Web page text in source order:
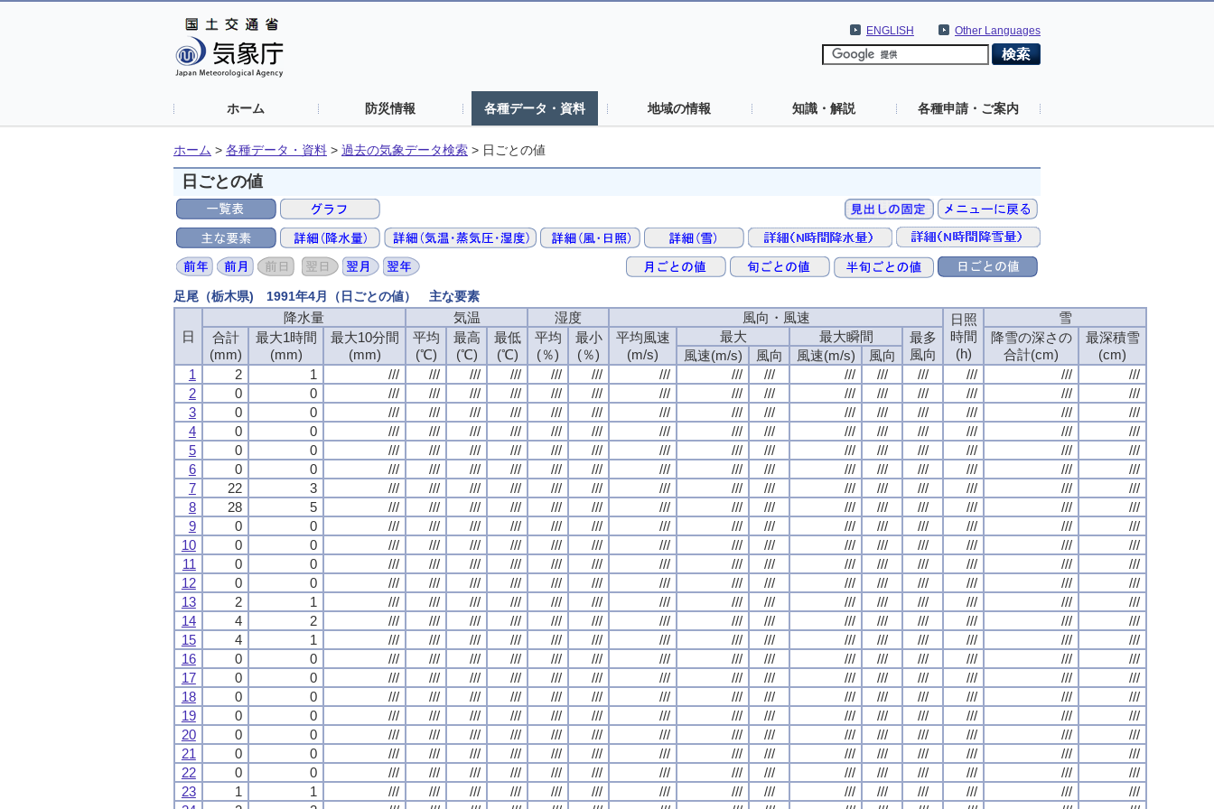
Other Languages
ENGLISH
ホーム 防災情報 各種データ・資料 地域の情報 知識・解説 各種申請・ご案内
ホーム > 各種データ・資料 > 過去の気象データ検索 > 日ごとの値
日ごとの値
足尾（栃木県) 1991年4月（日ごとの値） 主な要素
日
降水量 気温 湿度 風向・風速
日照
時間
(h)
雪
合計
(mm)
最大1時間
(mm)
最大10分間
(mm)
平均
(℃)
最高
(℃)
最低
(℃)
平均
(％)
最小
(％)
平均風速
(m/s)
最大 最大瞬間
最多
風向
降雪の深さの
合計(cm)
最深積雪
(cm)
風速(m/s) 風向 風速(m/s)
風向
1
2 1 /// /// /// /// /// /// /// /// /// /// /// /// /// ///
///
2
0 0 /// /// /// /// /// /// /// /// /// /// /// /// /// ///
///
3
0 0 /// /// /// /// /// /// /// /// /// /// /// /// /// ///
///
4
0 0 /// /// /// /// /// /// /// /// /// /// /// /// /// ///
///
5
0 0 /// /// /// /// /// /// /// /// /// /// /// /// /// ///
///
6
0 0 /// /// /// /// /// /// /// /// /// /// /// /// /// ///
///
7
22 3 /// /// /// /// /// /// /// /// /// /// /// /// /// ///
///
8
28 5 /// /// /// /// /// /// /// /// /// /// /// /// /// ///
///
9
0 0 /// /// /// /// /// /// /// /// /// /// /// /// /// ///
///
10
0 0 /// /// /// /// /// /// /// /// /// /// /// /// /// ///
///
11
0 0 /// /// /// /// /// /// /// /// /// /// /// /// /// ///
///
12
0 0 /// /// /// /// /// /// /// /// /// /// /// /// /// ///
///
13
2 1 /// /// /// /// /// /// /// /// /// /// /// /// /// ///
///
14
4 2 /// /// /// /// /// /// /// /// /// /// /// /// /// ///
///
15
4 1 /// /// /// /// /// /// /// /// /// /// /// /// /// ///
///
16
0 0 /// /// /// /// /// /// /// /// /// /// /// /// /// ///
///
17
0 0 /// /// /// /// /// /// /// /// /// /// /// /// /// ///
///
18
0 0 /// /// /// /// /// /// /// /// /// /// /// /// /// ///
///
19
0 0 /// /// /// /// /// /// /// /// /// /// /// /// /// ///
///
20
0 0 /// /// /// /// /// /// /// /// /// /// /// /// /// ///
///
21
0 0 /// /// /// /// /// /// /// /// /// /// /// /// /// ///
///
22
0 0 /// /// /// /// /// /// /// /// /// /// /// /// /// ///
///
23
1 1 /// /// /// /// /// /// /// /// /// /// /// /// /// ///
///